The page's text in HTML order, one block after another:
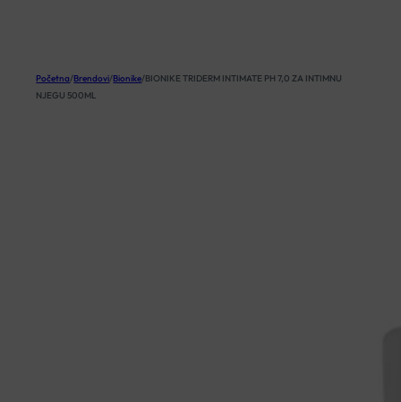
Početna/Brendovi/Bionike/BIONIKE TRIDERM INTIMATE PH 7,0 ZA INTIMNU
NJEGU 500ML